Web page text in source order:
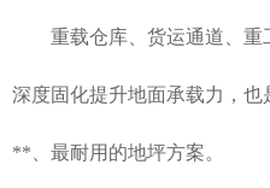
重载仓库、货运通道、
深度固化提升地面承载力，
**、最耐用的地坪方案。